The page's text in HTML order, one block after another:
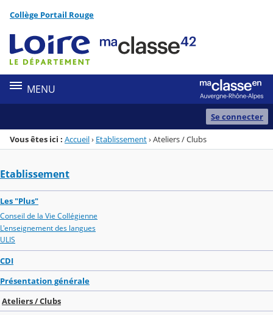
Menu de la rubrique
Contenu
Collège Portail Rouge
MENU
Se connecter
Vous êtes ici : Accueil› Etablissement›Ateliers / Clubs
Etablissement
Les "Plus"
Conseil de la Vie Collégienne
L'enseignement des langues
ULIS
CDI
Présentation générale
Ateliers / Clubs